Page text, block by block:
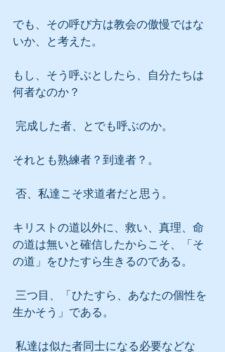
でも、その呼び方は教会の傲慢ではな
いか、と考えた。
もし、そう呼ぶとしたら、自分たちは
何者なのか？
完成した者、とでも呼ぶのか。
それとも熟練者？到達者？。
否、私達こそ求道者だと思う。
キリストの道以外に、救い、真理、命
の道は無いと確信したからこそ、「そ
の道」をひたすら生きるのである。
生かそう」である。